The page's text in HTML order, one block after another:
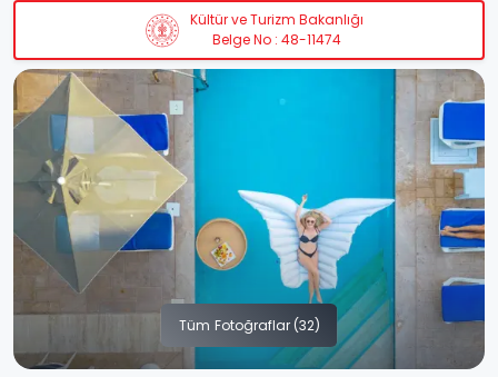
Kültür ve Turizm Bakanlığı
Belge No : 48-11474
Tüm Fotoğraflar (32)